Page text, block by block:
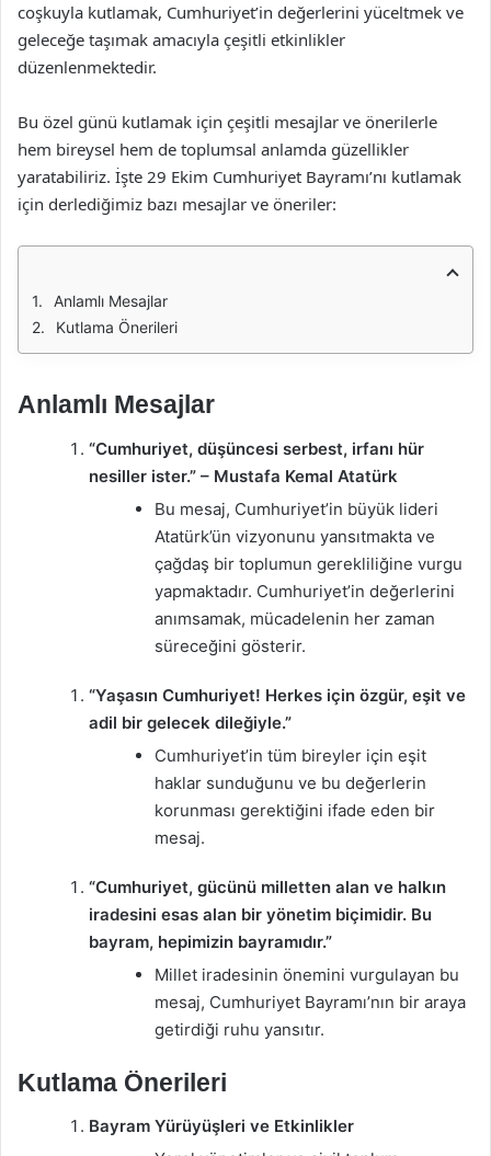
coşkuyla kutlamak, Cumhuriyet’in değerlerini yüceltmek ve
geleceğe taşımak amacıyla çeşitli etkinlikler
düzenlenmektedir.
Bu özel günü kutlamak için çeşitli mesajlar ve önerilerle
hem bireysel hem de toplumsal anlamda güzellikler
yaratabiliriz. İşte 29 Ekim Cumhuriyet Bayramı’nı kutlamak
için derlediğimiz bazı mesajlar ve öneriler:
Anlamlı Mesajlar
Kutlama Önerileri
Anlamlı Mesajlar
“Cumhuriyet, düşüncesi serbest, irfanı hür
nesiller ister.” – Mustafa Kemal Atatürk
Bu mesaj, Cumhuriyet’in büyük lideri
Atatürk’ün vizyonunu yansıtmakta ve
çağdaş bir toplumun gerekliliğine vurgu
yapmaktadır. Cumhuriyet’in değerlerini
anımsamak, mücadelenin her zaman
süreceğini gösterir.
“Yaşasın Cumhuriyet! Herkes için özgür, eşit ve
adil bir gelecek dileğiyle.”
Cumhuriyet’in tüm bireyler için eşit
haklar sunduğunu ve bu değerlerin
korunması gerektiğini ifade eden bir
mesaj.
“Cumhuriyet, gücünü milletten alan ve halkın
iradesini esas alan bir yönetim biçimidir. Bu
bayram, hepimizin bayramıdır.”
Millet iradesinin önemini vurgulayan bu
mesaj, Cumhuriyet Bayramı’nın bir araya
getirdiği ruhu yansıtır.
Kutlama Önerileri
Bayram Yürüyüşleri ve Etkinlikler